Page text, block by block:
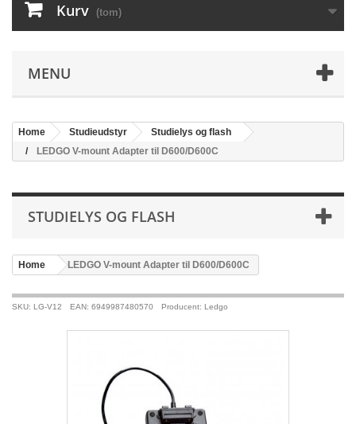
Kurv (tom)
MENU
Home Studieudstyr
Studielys og flash
LEDGO V-mount Adapter til D600/D600C
STUDIELYS OG FLASH
Home >LEDGO V-mount Adapter til D600/D600C
SKU: LG-V12 EAN: 6949987480570 Producent: Ledgo